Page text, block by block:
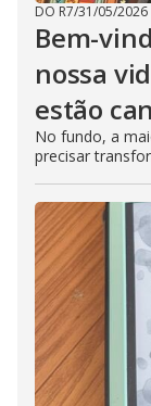
DO R7/31/05/2026
Bem-
nossa
estão
No fundo, a
precisar